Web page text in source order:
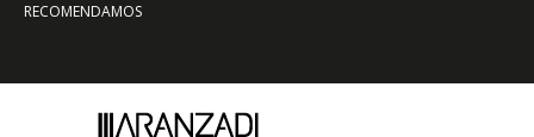
RECOMENDAMOS